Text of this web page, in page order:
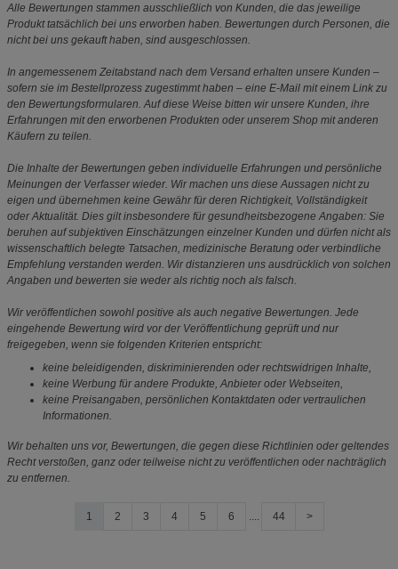
Alle Bewertungen stammen ausschließlich von Kunden, die das jeweilige
Produkt tatsächlich bei uns erworben haben. Bewertungen durch Personen, die
nicht bei uns gekauft haben, sind ausgeschlossen.
In angemessenem Zeitabstand nach dem Versand erhalten unsere Kunden –
sofern sie im Bestellprozess zugestimmt haben – eine E-Mail mit einem Link zu
den Bewertungsformularen. Auf diese Weise bitten wir unsere Kunden, ihre
Erfahrungen mit den erworbenen Produkten oder unserem Shop mit anderen
Käufern zu teilen.
Die Inhalte der Bewertungen geben individuelle Erfahrungen und persönliche
Meinungen der Verfasser wieder. Wir machen uns diese Aussagen nicht zu
eigen und übernehmen keine Gewähr für deren Richtigkeit, Vollständigkeit
oder Aktualität. Dies gilt insbesondere für gesundheitsbezogene Angaben: Sie
beruhen auf subjektiven Einschätzungen einzelner Kunden und dürfen nicht als
wissenschaftlich belegte Tatsachen, medizinische Beratung oder verbindliche
Empfehlung verstanden werden. Wir distanzieren uns ausdrücklich von solchen
Angaben und bewerten sie weder als richtig noch als falsch.
Wir veröffentlichen sowohl positive als auch negative Bewertungen. Jede
eingehende Bewertung wird vor der Veröffentlichung geprüft und nur
freigegeben, wenn sie folgenden Kriterien entspricht:
keine beleidigenden, diskriminierenden oder rechtswidrigen Inhalte,
keine Werbung für andere Produkte, Anbieter oder Webseiten,
keine Preisangaben, persönlichen Kontaktdaten oder vertraulichen
Informationen.
Wir behalten uns vor, Bewertungen, die gegen diese Richtlinien oder geltendes
Recht verstoßen, ganz oder teilweise nicht zu veröffentlichen oder nachträglich
zu entfernen.
1 2 3 4 5 6 44 >